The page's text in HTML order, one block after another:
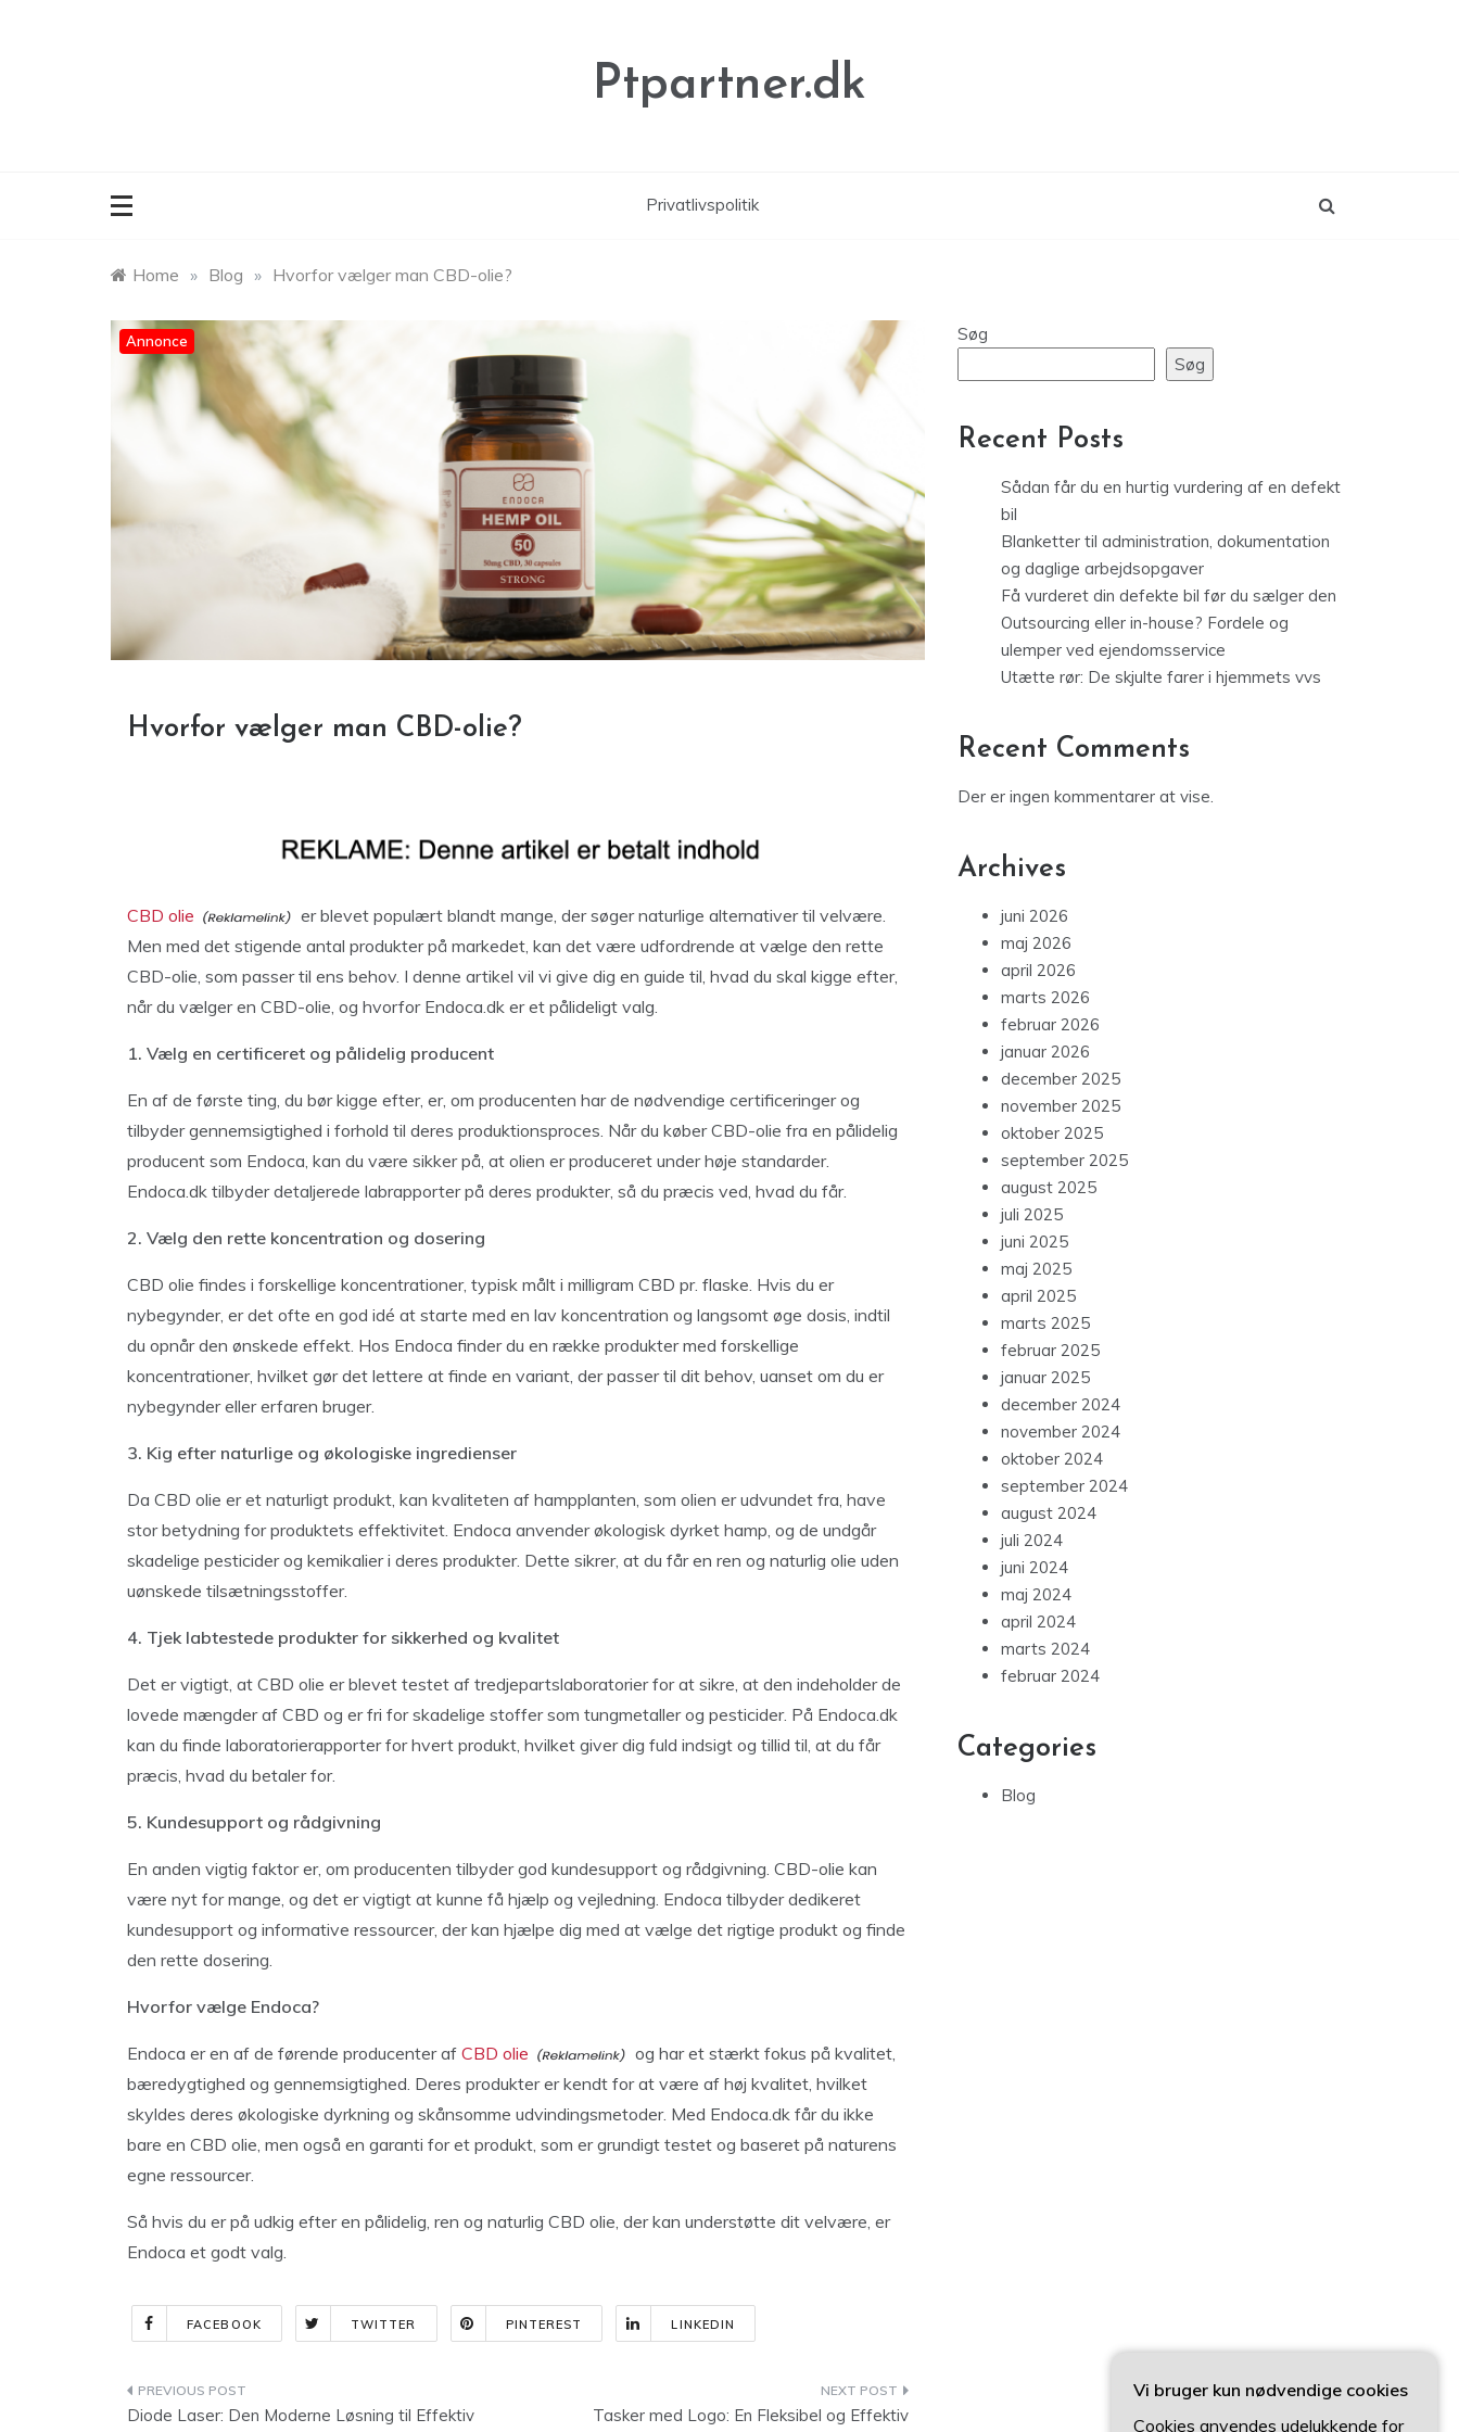
Ptpartner.dk
Privatlivspolitik
Home » Blog » Hvorfor vælger man CBD-olie?
Annonce
Hvorfor vælger man CBD-olie?
CBD olie
er blevet populært blandt mange, der søger naturlige alternativer til velvære.
Men med det stigende antal produkter på markedet, kan det være udfordrende at vælge den rette
CBD-olie, som passer til ens behov. I denne artikel vil vi give dig en guide til, hvad du skal kigge efter,
når du vælger en CBD-olie, og hvorfor Endoca.dk er et pålideligt valg.
1. Vælg en certificeret og pålidelig producent
En af de første ting, du bør kigge efter, er, om producenten har de nødvendige certificeringer og
tilbyder gennemsigtighed i forhold til deres produktionsproces. Når du køber CBD-olie fra en pålidelig
producent som Endoca, kan du være sikker på, at olien er produceret under høje standarder.
Endoca.dk tilbyder detaljerede labrapporter på deres produkter, så du præcis ved, hvad du får.
2. Vælg den rette koncentration og dosering
CBD olie findes i forskellige koncentrationer, typisk målt i milligram CBD pr. flaske. Hvis du er
nybegynder, er det ofte en god idé at starte med en lav koncentration og langsomt øge dosis, indtil
du opnår den ønskede effekt. Hos Endoca finder du en række produkter med forskellige
koncentrationer, hvilket gør det lettere at finde en variant, der passer til dit behov, uanset om du er
nybegynder eller erfaren bruger.
3. Kig efter naturlige og økologiske ingredienser
Da CBD olie er et naturligt produkt, kan kvaliteten af hampplanten, som olien er udvundet fra, have
stor betydning for produktets effektivitet. Endoca anvender økologisk dyrket hamp, og de undgår
skadelige pesticider og kemikalier i deres produkter. Dette sikrer, at du får en ren og naturlig olie uden
uønskede tilsætningsstoffer.
4. Tjek labtestede produkter for sikkerhed og kvalitet
Det er vigtigt, at CBD olie er blevet testet af tredjepartslaboratorier for at sikre, at den indeholder de
lovede mængder af CBD og er fri for skadelige stoffer som tungmetaller og pesticider. På Endoca.dk
kan du finde laboratorierapporter for hvert produkt, hvilket giver dig fuld indsigt og tillid til, at du får
præcis, hvad du betaler for.
5. Kundesupport og rådgivning
En anden vigtig faktor er, om producenten tilbyder god kundesupport og rådgivning. CBD-olie kan
være nyt for mange, og det er vigtigt at kunne få hjælp og vejledning. Endoca tilbyder dedikeret
kundesupport og informative ressourcer, der kan hjælpe dig med at vælge det rigtige produkt og finde
den rette dosering.
Hvorfor vælge Endoca?
Endoca er en af de førende producenter af CBD olie
og har et stærkt fokus på kvalitet,
bæredygtighed og gennemsigtighed. Deres produkter er kendt for at være af høj kvalitet, hvilket
skyldes deres økologiske dyrkning og skånsomme udvindingsmetoder. Med Endoca.dk får du ikke
bare en CBD olie, men også en garanti for et produkt, som er grundigt testet og baseret på naturens
egne ressourcer.
Så hvis du er på udkig efter en pålidelig, ren og naturlig CBD olie, der kan understøtte dit velvære, er
Endoca et godt valg.
FACEBOOK TWITTER PINTEREST LINKEDIN
Indlægsnavigation
Diode Laser: Den Moderne Løsning til Effektiv
Tasker med Logo: En Fleksibel og Effektiv
Søg
Søg
Recent Posts
Sådan får du en hurtig vurdering af en defekt
bil
Blanketter til administration, dokumentation
og daglige arbejdsopgaver
Få vurderet din defekte bil før du sælger den
Outsourcing eller in-house? Fordele og
ulemper ved ejendomsservice
Utætte rør: De skjulte farer i hjemmets vvs
Recent Comments
Der er ingen kommentarer at vise.
Archives
juni 2026
maj 2026
april 2026
marts 2026
februar 2026
januar 2026
december 2025
november 2025
oktober 2025
september 2025
august 2025
juli 2025
juni 2025
maj 2025
april 2025
marts 2025
februar 2025
januar 2025
december 2024
november 2024
oktober 2024
september 2024
august 2024
juli 2024
juni 2024
maj 2024
april 2024
marts 2024
februar 2024
Categories
Blog
Vi bruger kun nødvendige cookies
Cookies anvendes udelukkende for